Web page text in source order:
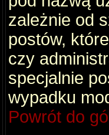
zależnie od
postów,
czy
specjalnie
wypadku
Powrót do